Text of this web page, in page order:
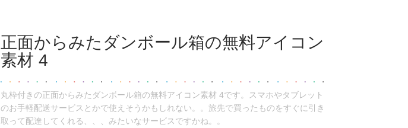
正面からみたダンボール箱の無料アイコン
素材 4
丸枠付きの正面からみたダンボール箱の無料アイコン素材 4です。スマホやタブレット
のお手軽配送サービスとかで使えそうかもしれない。。旅先で買ったものをすぐに引き
取って配達してくれる、、、みたいなサービスですかね。。